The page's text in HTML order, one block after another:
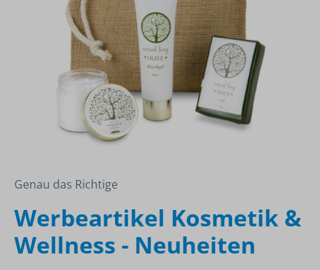
Genau das Richtige
Werbeartikel Kosmetik &
Wellness - Neuheiten